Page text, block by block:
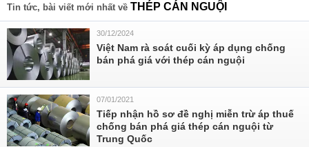
Tin tức, bài viết mới nhất về THÉP CÁN NGUỘI
30/12/2024
Việt Nam rà soát cuối kỳ áp dụng chống
bán phá giá với thép cán nguội
07/01/2021
Tiếp nhận hồ sơ đề nghị miễn trừ áp thuế
chống bán phá giá thép cán nguội từ
Trung Quốc